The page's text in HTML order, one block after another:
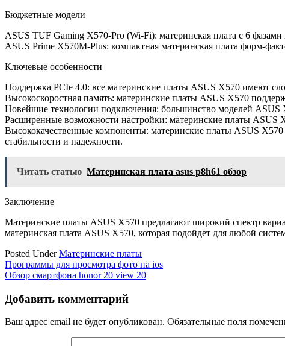
Бюджетные модели
ASUS TUF Gaming X570-Pro (Wi-Fi): материнская плата с 6
ASUS Prime X570M-Plus: компактная материнская плата форм-
Ключевые особенности
Поддержка PCIe 4.0: все материнские платы ASUS X570 имеют
Высокоскоростная память: материнские платы ASUS X570
Новейшие технологии подключения: большинство моделей
Расширенные возможности настройки: материнские платы ASUS
Высококачественные компоненты: материнские платы ASUS
стабильности и надежности.
Читать статью Материнская плата asus p8h61 обзор
Заключение
Материнские платы ASUS X570 предлагают широкий спектр
материнская плата ASUS X570, которая подойдет для любой
Posted UnderМатеринские платы
Навигация
по
записям
Программы для просмотра фото на ios
Обзор смартфона honor 20 view 20
Добавить комментарий
Ваш адрес email не будет опубликован. Обязательные поля